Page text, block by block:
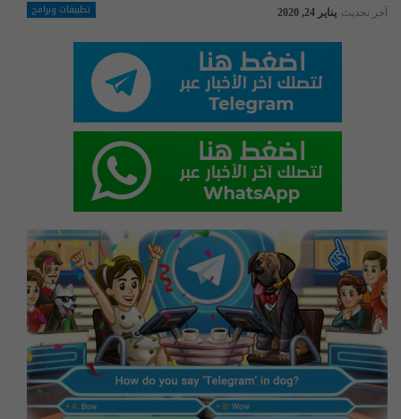
تطبيقات وبرامج آخر تحديث يناير 24, 2020